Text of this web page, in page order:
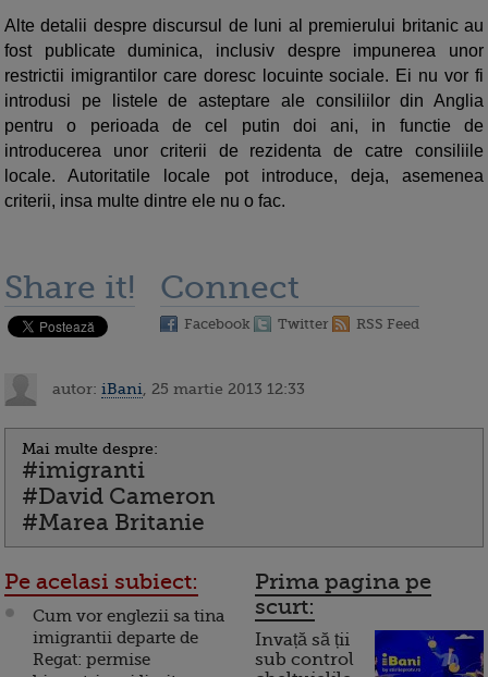
Alte detalii despre discursul de luni al premierului britanic au
fost publicate duminica, inclusiv despre impunerea unor
restrictii imigrantilor care doresc locuinte sociale. Ei nu vor fi
introdusi pe listele de asteptare ale consiliilor din Anglia
pentru o perioada de cel putin doi ani, in functie de
introducerea unor criterii de rezidenta de catre consiliile
locale. Autoritatile locale pot introduce, deja, asemenea
criterii, insa multe dintre ele nu o fac.
Share it! Connect
Facebook Twitter RSS Feed
autor: iBani , 25 martie 2013 12:33
Mai multe despre:
#imigranti
#David Cameron
#Marea Britanie
Pe acelasi subiect:
Cum vor englezii sa tina
imigrantii departe de
Regat: permise
Prima pagina pe
scurt:
Invață să ții
sub control